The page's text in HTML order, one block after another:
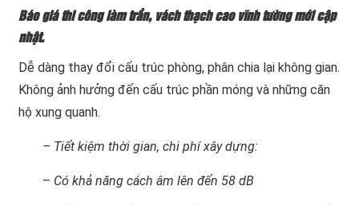
Báo giá thi công làm trần, vách thạch cao vĩnh tường mới cập
nhật.
Dễ dàng thay đổi cấu trúc phòng, phân chia lại không gian.
Không ảnh hưởng đến cấu trúc phần móng và những căn
hộ xung quanh.
– Tiết kiệm thời gian, chi phí xây dựng:
– Có khả năng cách âm lên đến 58 dB